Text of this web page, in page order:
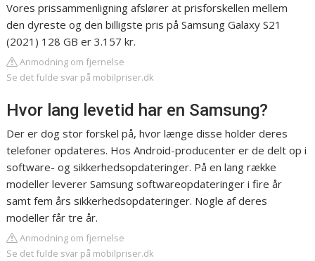
Vores prissammenligning afslører at prisforskellen mellem
den dyreste og den billigste pris på Samsung Galaxy S21
(2021) 128 GB er 3.157 kr.
Anmodning om fjernelse
Se det fulde svar på mobilpriser.dk
Hvor lang levetid har en Samsung?
Der er dog stor forskel på, hvor længe disse holder deres
telefoner opdateres. Hos Android-producenter er de delt op i
software- og sikkerhedsopdateringer. På en lang række
modeller leverer Samsung softwareopdateringer i fire år
samt fem års sikkerhedsopdateringer. Nogle af deres
modeller får tre år.
Anmodning om fjernelse
Se det fulde svar på mobilpriser.dk